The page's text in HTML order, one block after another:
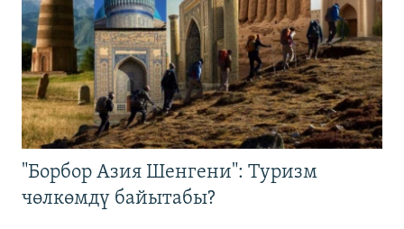
"Борбор Азия Шенгени": Туризм
чөлкөмдү байытабы?